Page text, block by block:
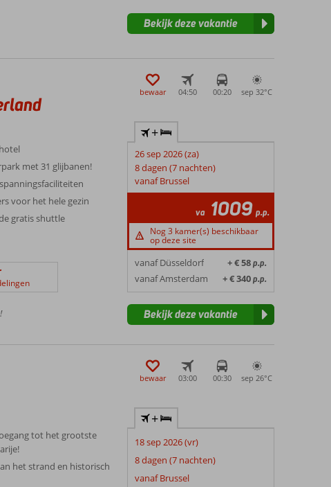
Bekijk deze vakantie
bewaar 04:50 00:20 sep 32°C
met 31 glijbanen!
voor het hele gezin
gratis shuttle
+
26 sep 2026 (za)
8 dagen (7 nachten)
vanaf Brussel
va 1009 p.p.
Nog 3 kamer(s) beschikbaar
op deze site
vanaf Düsseldorf + € 58p.p.
vanaf Amsterdam + € 340p.p.
Bekijk deze vakantie
bewaar 03:00 00:30 sep 26°C
tot het grootste
het strand en historisch
+
18 sep 2026 (vr)
8 dagen (7 nachten)
vanaf Brussel